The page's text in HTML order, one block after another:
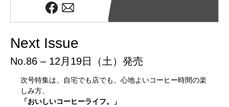
Next Issue
No.86 – 12月19日（土）発売
次号特集は、自宅でも店でも、心地よいコーヒー時間の楽
しみ方、
「おいしいコーヒーライフ。」